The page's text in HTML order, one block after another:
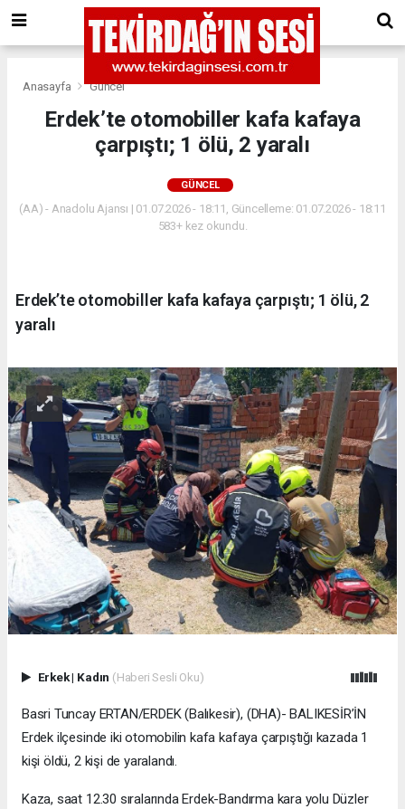
Anasayfa Güncel
Erdek’te otomobiller kafa kafaya
çarpıştı; 1 ölü, 2 yaralı
GÜNCEL
(AA) - Anadolu Ajansı | 01.07.2026 - 18:11, Güncelleme: 01.07.2026 - 18:11
583+ kez okundu.
Erdek’te otomobiller kafa kafaya çarpıştı; 1 ölü, 2
yaralı
Erkek| Kadın (Haberi Sesli Oku)
Basri Tuncay ERTAN/ERDEK (Balıkesir), (DHA)- BALIKESİR’İN
Erdek ilçesinde iki otomobilin kafa kafaya çarpıştığı kazada 1
kişi öldü, 2 kişi de yaralandı.
Kaza, saat 12.30 sıralarında Erdek-Bandırma kara yolu Düzler